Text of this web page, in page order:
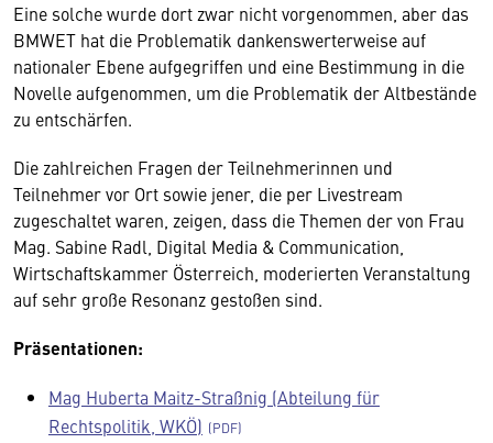
Eine solche wurde dort zwar nicht vorgenommen, aber das
BMWET hat die Problematik dankenswerterweise auf
nationaler Ebene aufgegriffen und eine Bestimmung in die
Novelle aufgenommen, um die Problematik der Altbestände
zu entschärfen.
Die zahlreichen Fragen der Teilnehmerinnen und
Teilnehmer vor Ort sowie jener, die per Livestream
zugeschaltet waren, zeigen, dass die Themen der von Frau
Mag. Sabine Radl, Digital Media & Communication,
Wirtschaftskammer Österreich, moderierten Veranstaltung
auf sehr große Resonanz gestoßen sind.
Präsentationen:
Mag Huberta Maitz-Straßnig (Abteilung für
Rechtspolitik, WKÖ)